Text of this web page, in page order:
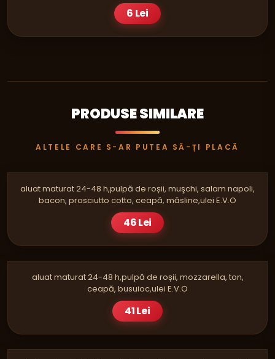
6 Lei
PRODUSE SIMILARE
ALTELE CARE S-AR PUTEA SĂ-ȚI PLACĂ
QUATTRO CARNI SINGLE
PIZZA
aluat maturat 24-48 h,pulpă de roșii, muşchi, salam napoli,
bacon, prosciutto cotto, ceapă, măsline,ulei E.V.O
46 Lei
TONNO E CIPOLA SINGLE
PIZZA
aluat maturat 24-48 h,pulpă de roșii, mozzarella, ton,
ceapă, busuioc,ulei E.V.O
41 Lei
PROSCIUTTO E FUNGHI FAMILY
PIZZA